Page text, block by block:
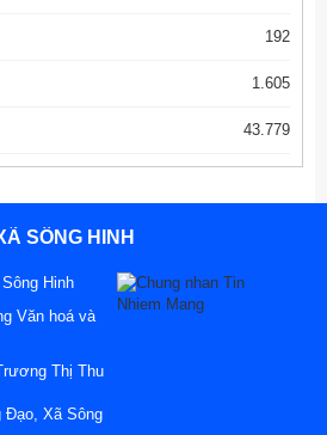
192
1.605
43.779
SÔNG HINH
Hinh
Văn hoá và
Thị Thu
Đạo, Xã Sông